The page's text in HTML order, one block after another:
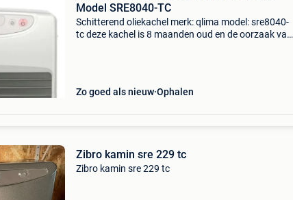
Model SRE8040-TC
Schitterend oliekachel merk: qlima model: sre8040-
tc deze kachel is 8 maanden oud en de oorzaak van
Zo goed als nieuw Ophalen
Zibro kamin sre 229 tc
Zibro kamin sre 229 tc